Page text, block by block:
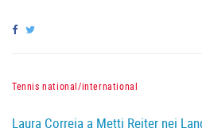
Tennis national/international
Laura Correia a Metti Reiter nei